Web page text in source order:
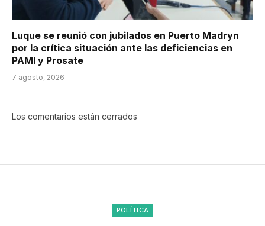
Luque se reunió con jubilados en Puerto Madryn
por la crítica situación ante las deficiencias en
PAMI y Prosate
7 agosto, 2026
Los comentarios están cerrados
POLÍTICA